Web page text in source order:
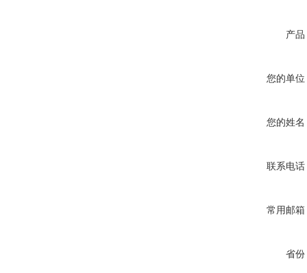
产品
您的单位
您的姓名
联系电话
常用邮箱
省份